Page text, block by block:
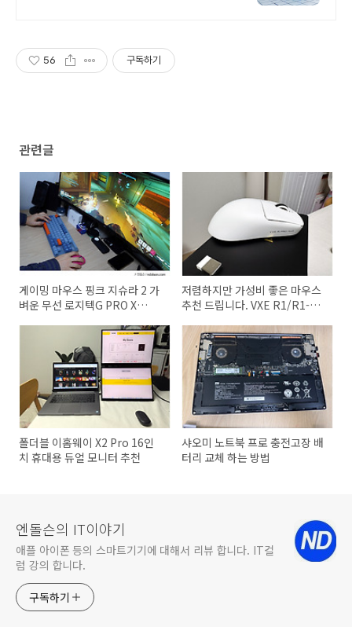
56 구독하기
관련글
게이밍 마우스 핑크 지슈라 2 가
벼운 무선 로지텍G PRO X
저렴하지만 가성비 좋은 마우스
추천 드립니다. VXE R1/R1-
선 게임밍 마우스 대란
폴더블 이홈웨이 X2 Pro 16인
치 휴대용 듀얼 모니터 추천
샤오미 노트북 프로 충전고장 배
터리 교체 하는 방법
엔돌슨의 IT이야기
애플 아이폰 등의 스마트기기에 대해서 리뷰 합니다. IT컬
럼 강의 합니다.
구독하기